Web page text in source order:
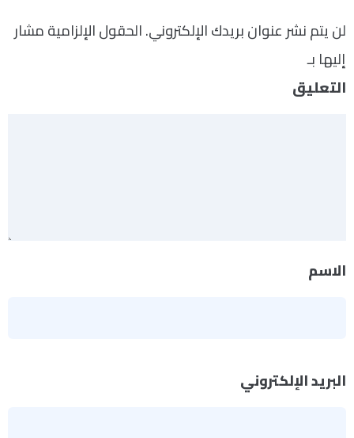
لن يتم نشر عنوان بريدك الإلكتروني.الحقول الإلزامية مشار
إليها بـ
التعليق
الاسم
البريد الإلكتروني